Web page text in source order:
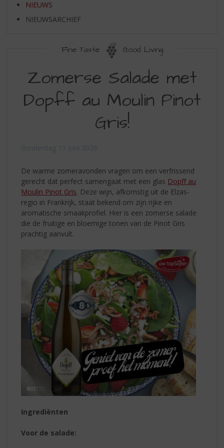
NIEUWS
NIEUWSARCHIEF
Fine Taste Good Living
Zomerse Salade met
Dopff au Moulin Pinot
Gris!
De warme zomeravonden vragen om een verfrissend
gerecht dat perfect samengaat met een glas Dopff au
Moulin Pinot Gris. Deze wijn, afkomstig uit de Elzas-
regio in Frankrijk, staat bekend om zijn rijke en
aromatische smaakprofiel. Hier is een zomerse salade
die de fruitige en bloemige tonen van de Pinot Gris
prachtig aanvult.
Ingrediënten
Voor de salade: